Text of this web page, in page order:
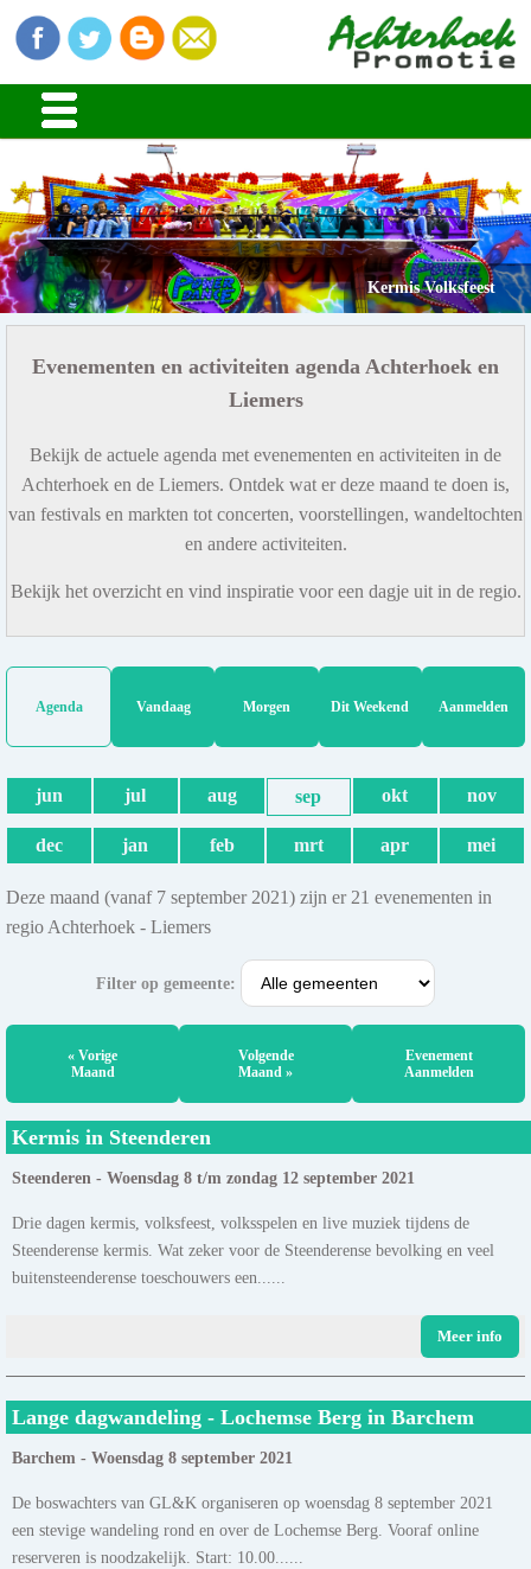
Kermis Volksfeest
Evenementen en activiteiten agenda Achterhoek en
Liemers
Bekijk de actuele agenda met evenementen en activiteiten in de
Achterhoek en de Liemers. Ontdek wat er deze maand te doen is,
van festivals en markten tot concerten, voorstellingen, wandeltochten
en andere activiteiten.
Bekijk het overzicht en vind inspiratie voor een dagje uit in de regio.
Agenda Vandaag Morgen Dit Weekend Aanmelden
jun jul aug sep okt nov
dec jan feb mrt apr mei
Deze maand (vanaf 7 september 2021) zijn er 21 evenementen in
regio Achterhoek - Liemers
Filter op gemeente:
« Vorige
Maand
Volgende
Maand »
Evenement
Aanmelden
Kermis in Steenderen
Steenderen - Woensdag 8 t/m zondag 12 september 2021
Drie dagen kermis, volksfeest, volksspelen en live muziek tijdens de
Steenderense kermis. Wat zeker voor de Steenderense bevolking en veel
buitensteenderense toeschouwers een......
Meer info
Lange dagwandeling - Lochemse Berg in Barchem
Barchem - Woensdag 8 september 2021
De boswachters van GL&K organiseren op woensdag 8 september 2021
een stevige wandeling rond en over de Lochemse Berg. Vooraf online
reserveren is noodzakelijk. Start: 10.00......